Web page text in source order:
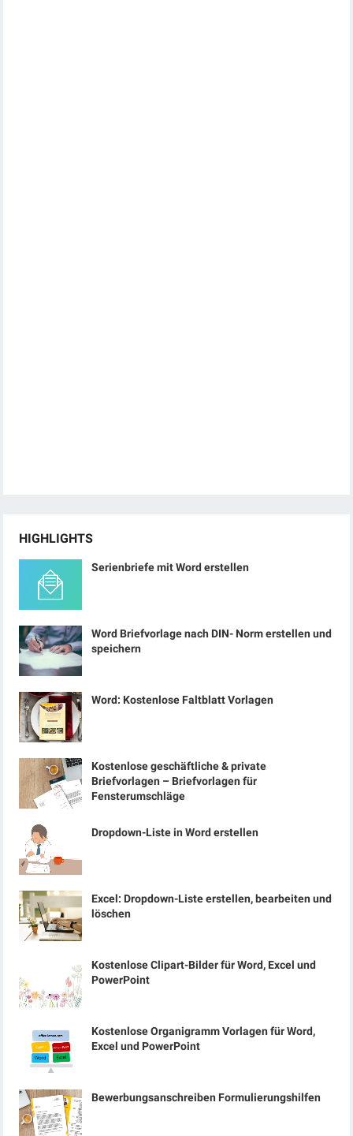
HIGHLIGHTS
Serienbriefe mit Word erstellen
Word Briefvorlage nach DIN- Norm erstellen und
speichern
Word: Kostenlose Faltblatt Vorlagen
Kostenlose geschäftliche & private
Briefvorlagen – Briefvorlagen für
Fensterumschläge
Dropdown-Liste in Word erstellen
Excel: Dropdown-Liste erstellen, bearbeiten und
löschen
Kostenlose Clipart-Bilder für Word, Excel und
PowerPoint
Kostenlose Organigramm Vorlagen für Word,
Excel und PowerPoint
Bewerbungsanschreiben Formulierungshilfen